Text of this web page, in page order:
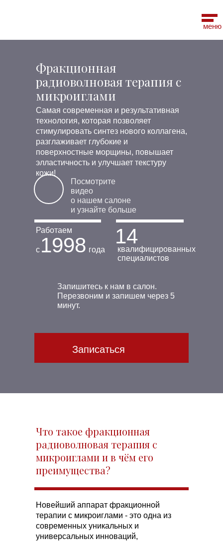
меню
Фракционная
радиоволновая терапия с
микроиглами
Запишитесь к нам в салон.
Перезвоним и запишем через 5
минут.
Записаться
Посмотрите
видео
о нашем салоне
и узнайте больше
Работаем
с
14
специалистов
квалифицированных
1998 года
Самая современная и результативная
технология, которая позволяет
стимулировать синтез нового коллагена,
разглаживает глубокие и
поверхностные морщины, повышает
элластичность и улучшает текстуру
кожи!
Что такое фракционная
радиоволновая терапия с
микроиглами и в чём его
преимущества?
Новейший аппарат фракционной
терапии с микроиглами - это одна из
современных уникальных и
универсальных инноваций,